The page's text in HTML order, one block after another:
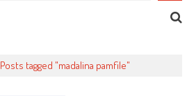
Posts tagged "madalina pamfile"